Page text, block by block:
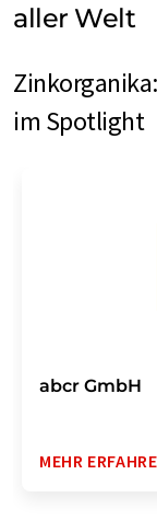
aller Welt
im Spotlight
abcr GmbH
MEHR